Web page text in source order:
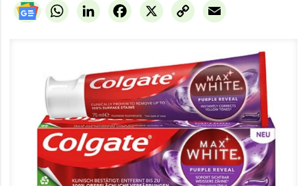
WhatsAppLinkedIn X
Facebook
Copy
Link
Email